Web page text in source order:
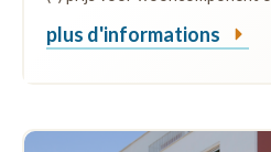
plus d'informations